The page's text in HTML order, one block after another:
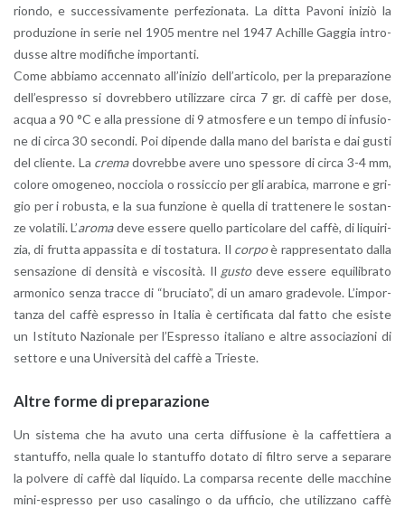
rion­do, e suc­ces­si­va­men­te per­fe­zio­na­ta. La ditta Pa­vo­ni ini­ziò la
pro­du­zio­ne in serie nel 1905 men­tre nel 1947 Achil­le Gag­gia in­tro­
dus­se altre mo­di­fi­che im­por­tan­ti.
Come ab­bia­mo ac­cen­na­to al­l’i­ni­zio del­l’ar­ti­co­lo, per la pre­pa­ra­zio­ne
del­l’e­spres­so si do­vreb­be­ro uti­liz­za­re circa 7 gr. di caffè per dose,
acqua a 90 °C e alla pres­sio­ne di 9 at­mo­sfe­re e un tempo di in­fu­sio­
ne di circa 30 se­con­di. Poi di­pen­de dalla mano del ba­ri­sta e dai gusti
del clien­te. La cremado­vreb­be avere uno spes­so­re di circa 3-4 mm,
co­lo­re omo­ge­neo, noc­cio­la o ros­sic­cio per gli ara­bi­ca, mar­ro­ne e gri­
gio per i ro­bu­sta, e la sua fun­zio­ne è quel­la di trat­te­ne­re le so­stan­
ze vo­la­ti­li. L’aromadeve es­se­re quel­lo par­ti­co­la­re del caffè, di li­qui­ri­
zia, di frut­ta ap­pas­si­ta e di to­sta­tu­ra. Il corpoè rap­pre­sen­ta­to dalla
sen­sa­zio­ne di den­si­tà e vi­sco­si­tà. Il gustodeve es­se­re equi­li­bra­to
ar­mo­ni­co senza trac­ce di “bru­cia­to”, di un amaro gra­de­vo­le. L’im­por­
tan­za del caffè espres­so in Ita­lia è cer­ti­fi­ca­ta dal fatto che esi­ste
un Isti­tu­to Na­zio­na­le per l’E­spres­so ita­lia­no e altre as­so­cia­zio­ni di
set­to­re e una Uni­ver­si­tà del caffè a Trie­ste.
Altre forme di pre­pa­ra­zio­ne
Un si­ste­ma che ha avuto una certa dif­fu­sio­ne è la caf­fet­tie­ra a
stan­tuf­fo, nella quale lo stan­tuf­fo do­ta­to di fil­tro serve a se­pa­ra­re
la pol­ve­re di caffè dal li­qui­do. La com­par­sa re­cen­te delle mac­chi­ne
mi­ni-espres­so per uso ca­sa­lin­go o da uf­fi­cio, che uti­liz­za­no caffè